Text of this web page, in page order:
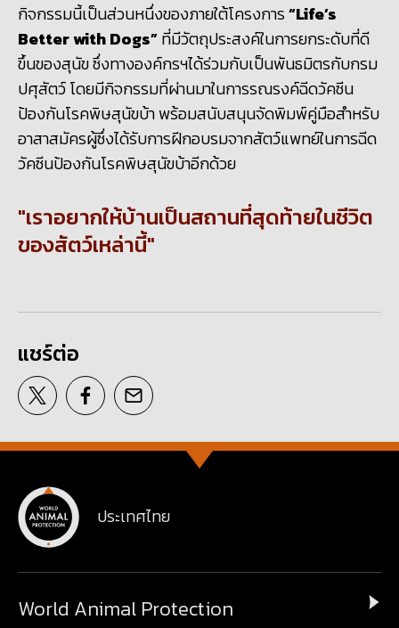
กิจกรรมนี้เป็นส่วนหนึ่งของภายใต้โครงการ“Life’s
Better with Dogs”ที่มีวัตถุประสงค์ในการยกระดับที่ดี
ขึ้นของสุนัข ซึ่งทางองค์กรฯได้ร่วมกับเป็นพันธมิตรกับกรม
ปศุสัตว์ โดยมีกิจกรรมที่ผ่านมาในการรณรงค์ฉีดวัคซีน
ป้องกันโรคพิษสุนัขบ้า พร้อมสนับสนุนจัดพิมพ์คู่มือสำหรับ
อาสาสมัครผู้ซึ่งได้รับการฝีกอบรมจากสัตว์แพทย์ในการฉีด
วัคซีนป้องกันโรคพิษสุนัขบ้าอีกด้วย
เราอยากให้บ้านเป็นสถานที่สุดท้ายในชีวิต
ของสัตว์เหล่านี้
แชร์ต่อ
ประเทศไทย
World Animal Protection